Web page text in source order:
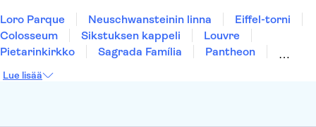
Loro Parque Neuschwansteinin linna
Eiffel-torni
Colosseum
Sikstuksen kappeli
Louvre
Pietarinkirkko
Sagrada Família
Pantheon
Keukenhof
Lue lisää